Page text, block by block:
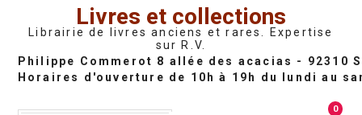
Livres et collections
Librairie de livres anciens et rares. Expertise
sur R.V.
0